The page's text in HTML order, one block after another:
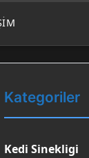
Kategoriler
Kedi Sinekligi